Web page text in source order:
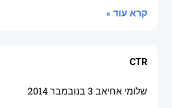
קרא עוד »
CTR
שלומי אחיאב 3 בנובמבר 2014